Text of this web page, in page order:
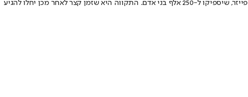
אמש אמרה ראש שירותי בריאות הציבור במשרד הבריאות, ד"ר שרון אלרעי-פרייס, כי בינואר צפויים להגיע לישראל כ-500 אלף מנות חיסון של פייזר, שיספיקו ל-250 אלף בני אדם. התקווה היא שזמן קצר לאחר מכן יחלו להגיע